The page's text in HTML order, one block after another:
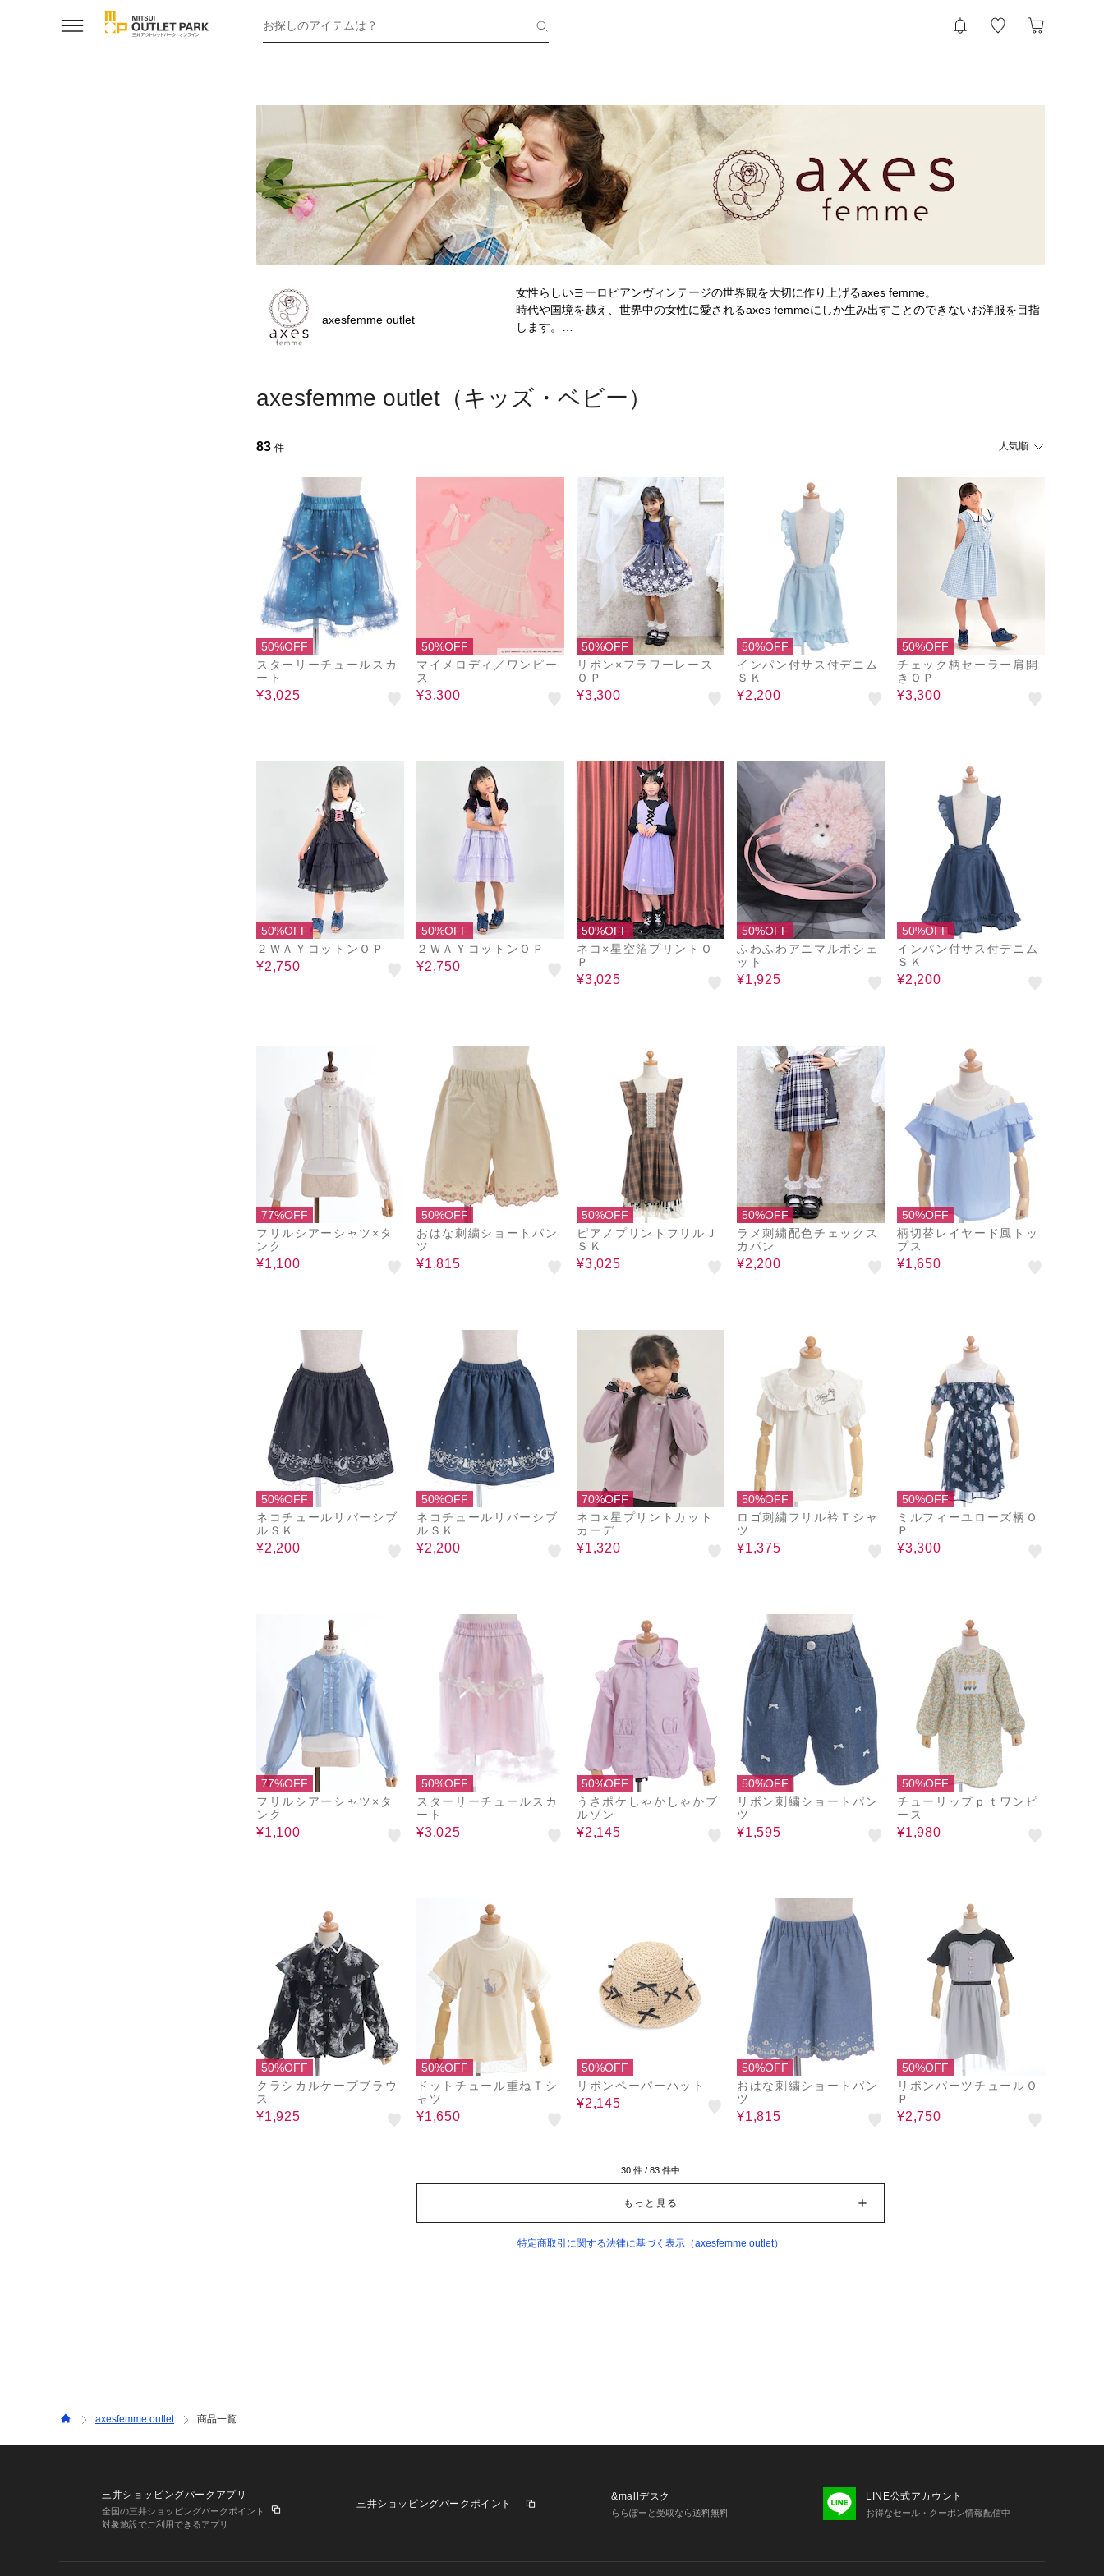
お探しのアイテムは？
axesfemme outlet
女性らしいヨーロピアンヴィンテージの世界観を大切に作り上げるaxes femme。
時代や国境を越え、世界中の女性に愛されるaxes femmeにしか生み出すことのできないお洋服を目指
します。
axesfemme outlet（キッズ・ベビー）
83 件 人気順
50%OFF
スターリーチュールスカ
ート
¥3,025
50%OFF
マイメロディ／ワンピー
ス
¥3,300
50%OFF
リボン×フラワーレース
ＯＰ
¥3,300
50%OFF
インパン付サス付デニム
ＳＫ
¥2,200
50%OFF
チェック柄セーラー肩開
きＯＰ
¥3,300
50%OFF
２ＷＡＹコットンＯＰ
¥2,750
50%OFF
２ＷＡＹコットンＯＰ
¥2,750
50%OFF
ネコ×星空箔プリントＯ
Ｐ
¥3,025
50%OFF
ふわふわアニマルポシェ
ット
¥1,925
50%OFF
インパン付サス付デニム
ＳＫ
¥2,200
77%OFF
フリルシアーシャツ×タ
ンク
¥1,100
50%OFF
おはな刺繍ショートパン
ツ
¥1,815
50%OFF
ピアノプリントフリルＪ
ＳＫ
¥3,025
50%OFF
ラメ刺繍配色チェックス
カパン
¥2,200
50%OFF
柄切替レイヤード風トッ
プス
¥1,650
50%OFF
ネコチュールリバーシブ
ルＳＫ
¥2,200
50%OFF
ネコチュールリバーシブ
ルＳＫ
¥2,200
70%OFF
ネコ×星プリントカット
カーデ
¥1,320
50%OFF
ロゴ刺繍フリル衿Ｔシャ
ツ
¥1,375
50%OFF
ミルフィーユローズ柄Ｏ
Ｐ
¥3,300
77%OFF
フリルシアーシャツ×タ
ンク
¥1,100
50%OFF
スターリーチュールスカ
ート
¥3,025
50%OFF
うさポケしゃかしゃかブ
ルゾン
¥2,145
50%OFF
リボン刺繍ショートパン
ツ
¥1,595
50%OFF
チューリップｐｔワンピ
ース
¥1,980
50%OFF
クラシカルケープブラウ
ス
¥1,925
50%OFF
ドットチュール重ねＴシ
ャツ
¥1,650
50%OFF
リボンペーパーハット
¥2,145
50%OFF
おはな刺繍ショートパン
ツ
¥1,815
50%OFF
リボンパーツチュールＯ
Ｐ
¥2,750
30 件 / 83 件中
もっと見る
特定商取引に関する法律に基づく表示（axesfemme outlet）
axesfemme outlet 商品一覧
三井ショッピングパークアプリ
全国の三井ショッピングパークポイント
対象施設でご利用できるアプリ
三井ショッピングパークポイント
&mallデスク
ららぽーと受取なら送料無料
LINE公式アカウント
お得なセール・クーポン情報配信中